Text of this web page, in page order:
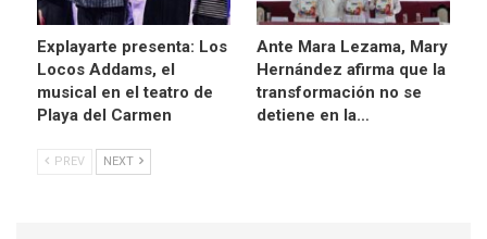
Explayarte presenta: Los
Locos Addams, el
musical en el teatro de
Playa del Carmen
Ante Mara Lezama, Mary
Hernández afirma que la
transformación no se
detiene en la…
PREV NEXT